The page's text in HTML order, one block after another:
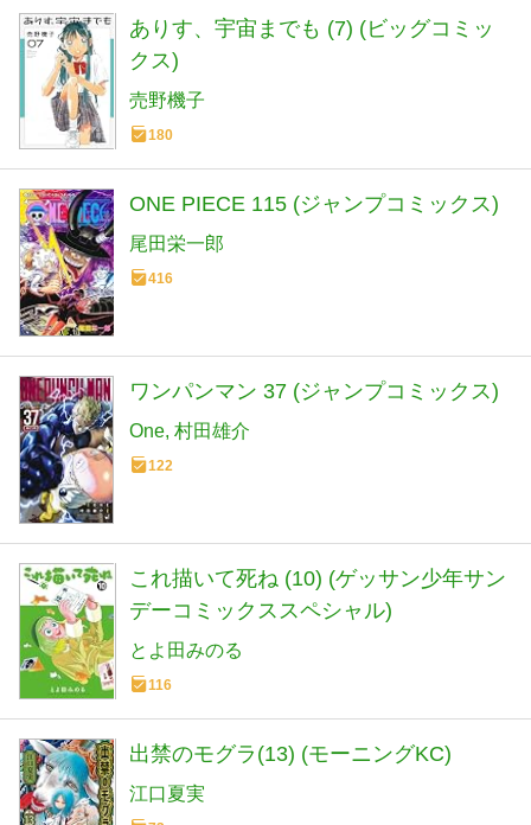
ありす、宇宙までも (7) (ビッグコミッ
クス)
売野機子
180
ONE PIECE 115 (ジャンプコミックス)
尾田栄一郎
416
ワンパンマン 37 (ジャンプコミックス)
One 村田雄介
122
これ描いて死ね (10) (ゲッサン少年サン
デーコミックススペシャル)
とよ田みのる
116
出禁のモグラ(13) (モーニングKC)
江口夏実